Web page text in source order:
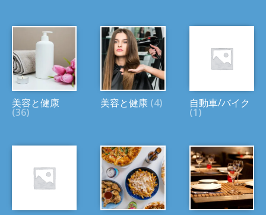
美容と健康
(36)
美容と健康 (4) 自動車/バイク
(1)